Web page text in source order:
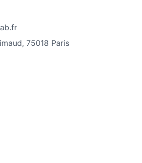
75018 Paris